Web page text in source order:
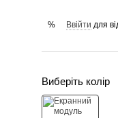
% Ввійти для
Виберіть колір